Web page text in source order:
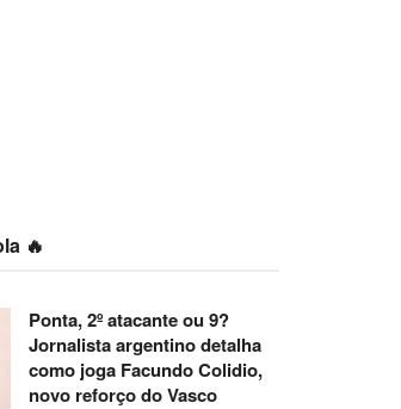
🔥
Ponta, 2º atacante ou 9?
Jornalista argentino detalha
como joga Facundo Colidio,
novo reforço do Vasco